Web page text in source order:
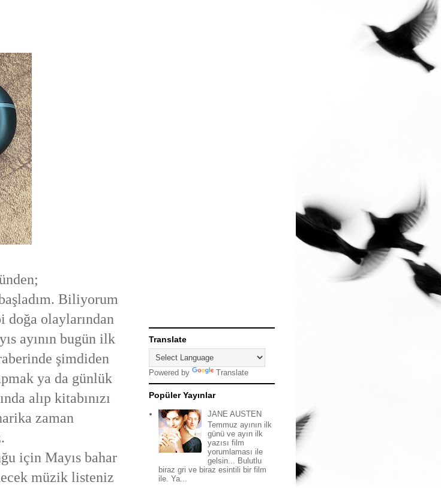
Biliyorum
olaylarından
ayının bugün ilk
şimdiden
ya da günlük
alıp kitabınızı
zaman
için Mayıs bahar
müzik listeniz
Translate
Powered by Translate
Popüler Yayınlar
JANE AUSTEN
Temmuz ayının ilk
günü ve ayın ilk
yazısı film
yorumlaması ile
gelsin... Bulutlu
biraz gri ve biraz esintili bir film
ile. Ya...